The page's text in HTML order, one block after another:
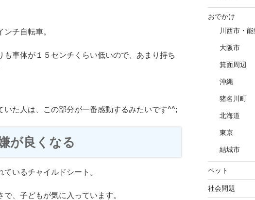
チ自転車。
も車体が１５センチくらい低いので、あまり持ち
いた人は、この部分が一番感動するみたいです^^;
が良くなる
いるチャイルドシート。
、子どもが気に入っています。
おでかけ
川西市・
大阪市
箕面周辺
沖縄
猪名川町
北海道
東京
結城市
ペット
社会問題